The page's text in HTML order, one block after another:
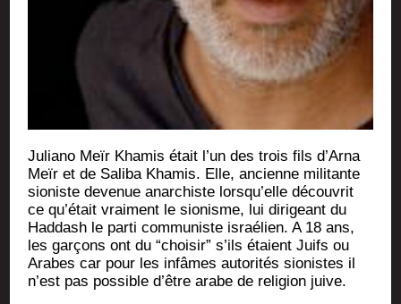
Julia­no Meïr Kha­mis était l’un des trois fils d’Ar­na
Meïr et de Sali­ba Kha­mis. Elle, ancienne mili­tante
sio­niste deve­nue anar­chiste lors­qu’elle décou­vrit
ce qu’é­tait vrai­ment le sio­nisme, lui diri­geant du
Had­dash le par­ti com­mu­niste israé­lien. A 18 ans,
les gar­çons ont du “choi­sir” s’ils étaient Juifs ou
Arabes car pour les infâmes auto­ri­tés sio­nistes il
n’est pas pos­sible d’être arabe de reli­gion juive.